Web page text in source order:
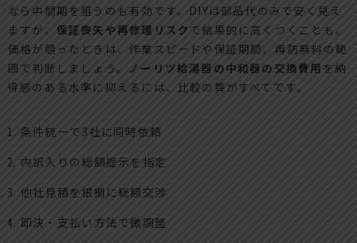
なら中間期を狙うのも有効です。DIYは部品代のみで安く見え
ますが、 保証喪失や再修理リスク で結果的に高くつくことも。
価格が競ったときは、作業スピードや保証期間、再訪無料の範
囲で判断しましょう。 ノーリツ給湯器の中和器の交換費用 を納
得感のある水準に抑えるには、比較の質がすべてです。
条件統一で3社に同時依頼
内訳入りの総額提示を指定
他社見積を根拠に総額交渉
即決・支払い方法で微調整